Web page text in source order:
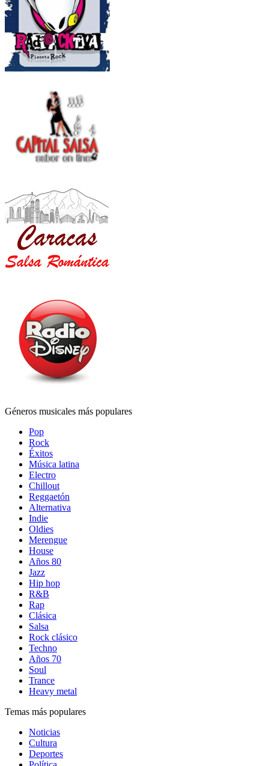
Géneros musicales más populares
Pop
Rock
Éxitos
Música latina
Electro
Chillout
Reggaetón
Alternativa
Indie
Oldies
Merengue
House
Años 80
Jazz
Hip hop
R&B
Rap
Clásica
Salsa
Rock clásico
Techno
Años 70
Soul
Trance
Heavy metal
Temas más populares
Noticias
Cultura
Deportes